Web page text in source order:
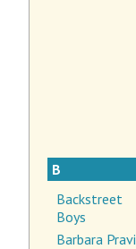
B
Backstreet
Boys
Barbara Pravi